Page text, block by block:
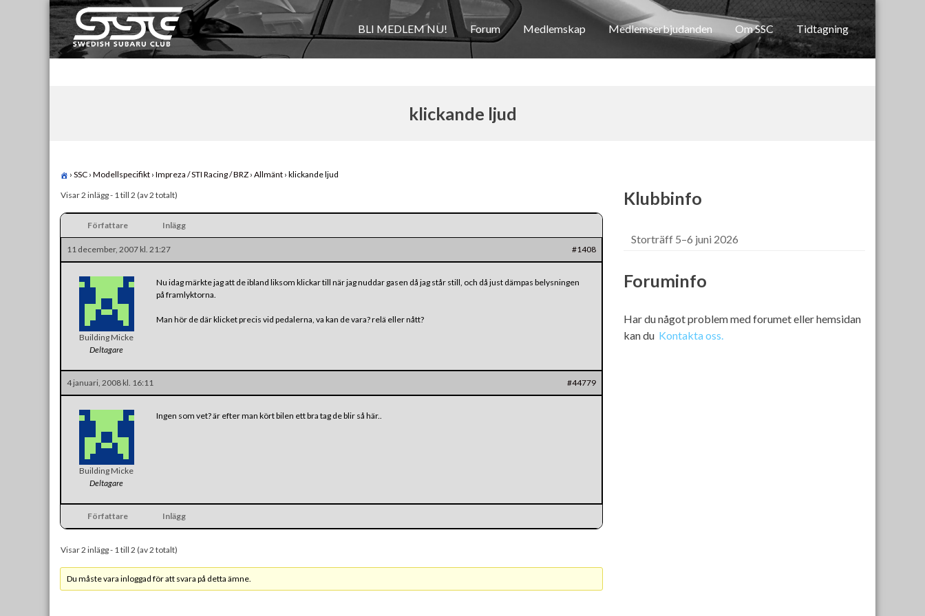
Skip
to
content
Swedish Subaru Club
För oss som älskar Subaru!
BLI MEDLEM NU! Forum Medlemskap Medlemserbjudanden Om SSC Tidtagning
klickande ljud
› SSC › Modellspecifikt › Impreza / STI Racing / BRZ › Allmänt › klickande ljud
Visar 2 inlägg - 1 till 2 (av 2 totalt)
Författare Inlägg
11 december, 2007 kl. 21:27 #1408
Building Micke
Deltagare
Nu idag märkte jag att de ibland liksom klickar till när jag nuddar gasen då jag står still, och då just dämpas belysningen
på framlyktorna.
Man hör de där klicket precis vid pedalerna, va kan de vara? relä eller nått?
4 januari, 2008 kl. 16:11 #44779
Building Micke
Deltagare
Ingen som vet? är efter man kört bilen ett bra tag de blir så här..
Författare Inlägg
Visar 2 inlägg - 1 till 2 (av 2 totalt)
Du måste vara inloggad för att svara på detta ämne.
Klubbinfo
Storträff 5–6 juni 2026
Foruminfo
Har du något problem med forumet eller hemsidan
kan du Kontakta oss.